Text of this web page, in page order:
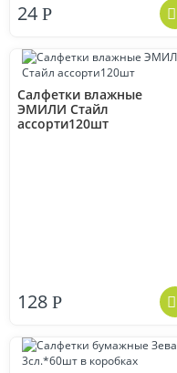
24 Р
Салфетки влажные
ЭМИЛИ Стайл
ассорти120шт
128 Р